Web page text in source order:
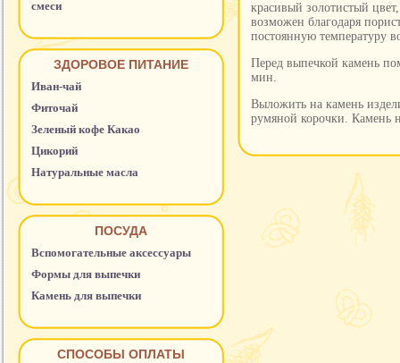
смеси
ЗДОРОВОЕ ПИТАНИЕ
Иван-чай
Фиточай
Зеленый кофе Какао
Цикорий
Натуральные масла
ПОСУДА
Вспомогательные аксессуары
Формы для выпечки
Камень для выпечки
СПОСОБЫ ОПЛАТЫ
красивый золотистый
возможен благодаря
постоянную температуру
Перед выпечкой камень
мин.
Выложить на камень
румяной корочки. Камень